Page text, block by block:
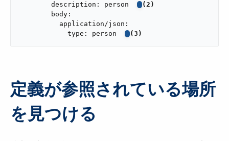
        description: person
(2)
        body:
          application/json:
            type: person
(3)
定義が参照されている場所
を見つける